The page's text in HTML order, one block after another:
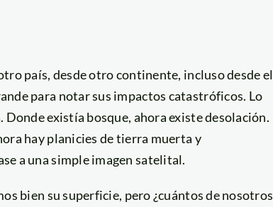
país, desde otro continente, incluso desde el
para notar sus impactos catastróficos. Lo
Donde existía bosque, ahora existe desolación.
hay planicies de tierra muerta y
a una simple imagen satelital.
bien su superficie, pero ¿cuántos de nosotros